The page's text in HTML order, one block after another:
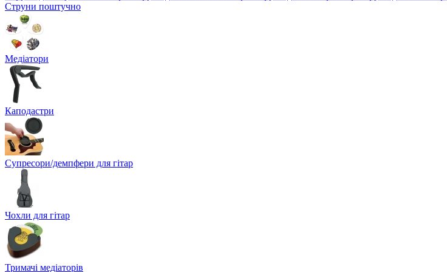
Струни поштучно
Медіатори
Каподастри
Супресори/демпфери для гітар
Чохли для гітар
Тримачі медіаторів